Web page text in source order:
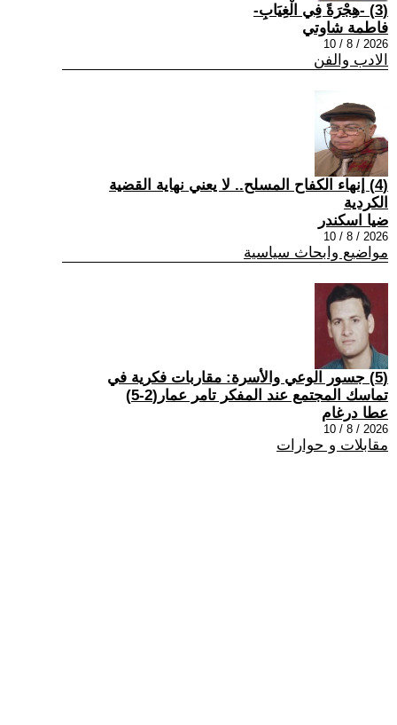
(3) -هِجْرَةً فِي الْغِيَابِ-
فاطمة شاوتي
2026 / 8 / 10
الادب والفن
(4) إنهاء الكفاح المسلح.. لا يعني نهاية القضية
الكردية
ضيا اسكندر
2026 / 8 / 10
مواضيع وابحاث سياسية
(5) جسور الوعي والأسرة: مقاربات فكرية في
تماسك المجتمع عند المفكر تامر عمار(2-5)
عطا درغام
2026 / 8 / 10
مقابلات و حوارات